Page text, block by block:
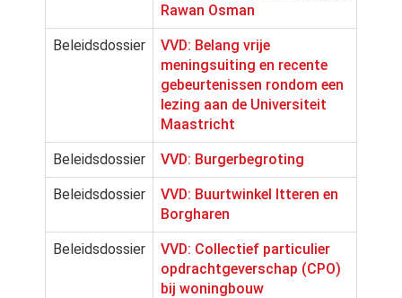
Rawan Osman
Beleidsdossier
VVD: Belang vrije
meningsuiting en recente
gebeurtenissen rondom een
lezing aan de Universiteit
Maastricht
Beleidsdossier VVD: Burgerbegroting
Beleidsdossier
VVD: Buurtwinkel Itteren en
Borgharen
Beleidsdossier
VVD: Collectief particulier
opdrachtgeverschap (CPO)
bij woningbouw